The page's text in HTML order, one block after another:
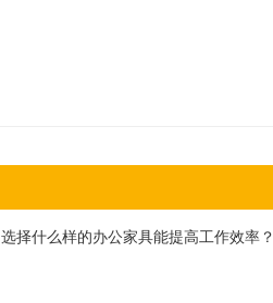
选择什么样的办公家具能提高工作效率？